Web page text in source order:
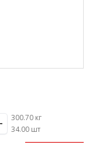
300.70 кг
/34.00 шт